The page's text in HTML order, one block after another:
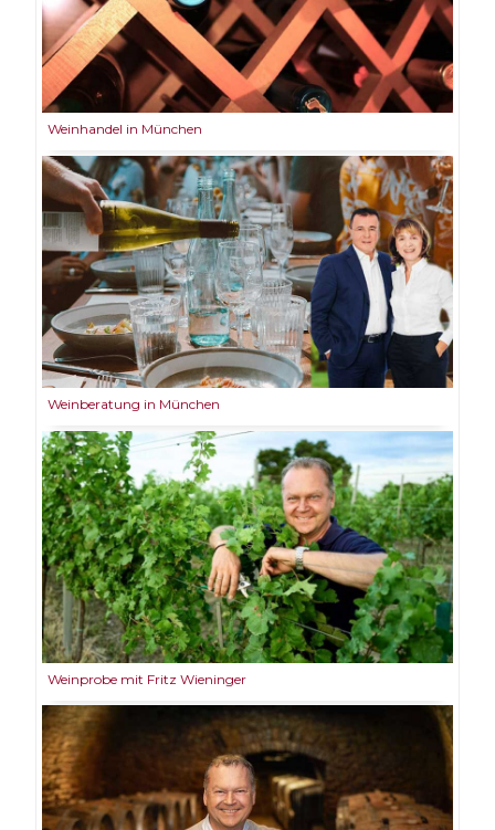
Weinhandel in München
Weinberatung in München
Weinprobe mit Fritz Wieninger